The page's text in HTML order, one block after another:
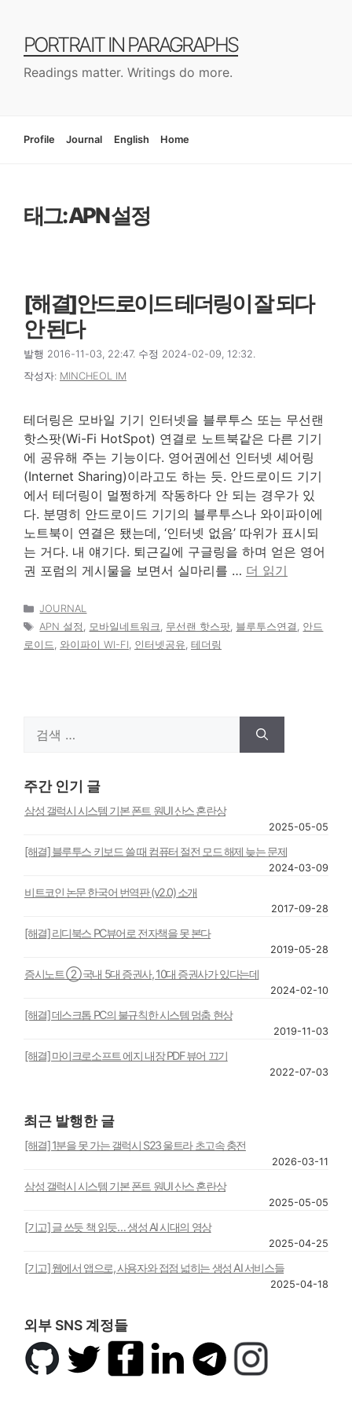
PORTRAIT IN PARAGRAPHS
Readings matter. Writings do more.
Profile Journal English Home
태그: APN 설정
[해결]안드로이드 테더링이 잘 되다
안 된다
발행 2016-11-03, 22:47. 수정 2024-02-09, 12:32.
작성자: MINCHEOL IM
테더링은 모바일 기기 인터넷을 블루투스 또는 무선랜
핫스팟(Wi-Fi HotSpot) 연결로 노트북같은 다른 기기
에 공유해 주는 기능이다. 영어권에선 인터넷 셰어링
(Internet Sharing)이라고도 하는 듯. 안드로이드 기기
에서 테더링이 멀쩡하게 작동하다 안 되는 경우가 있
다. 분명히 안드로이드 기기의 블루투스나 와이파이에
노트북이 연결은 됐는데, ‘인터넷 없음’ 따위가 표시되
는 거다. 내 얘기다. 퇴근길에 구글링을 하며 얻은 영어
권 포럼의 게시물을 보면서 실마리를 … 더 읽기
카
테
리
JOURNAL
태
그
APN 설정 , 모바일네트워크, 무선랜 핫스팟, 블루투스연결 , 안드
로이드, 와이파이 WI-FI, 인터넷공유, 테더링
주간 인기 글
삼성 갤럭시 시스템 기본 폰트 원UI 산스 혼란상
2025-05-05
[해결] 블루투스 키보드 쓸 때 컴퓨터 절전 모드 해제 늦는 문제
2024-03-09
비트코인 논문 한국어 번역판 (v2.0) 소개
2017-09-28
[해결] 리디북스 PC뷰어로 전자책을 못 본다
2019-05-28
증시노트 ② 국내 5대 증권사, 10대 증권사가 있다는데
2024-02-10
[해결] 데스크톱 PC의 불규칙한 시스템 멈춤 현상
2019-11-03
[해결] 마이크로소프트 에지 내장 PDF 뷰어 끄기
2022-07-03
최근 발행한 글
[해결] 1분을 못 가는 갤럭시 S23 울트라 초고속 충전
2026-03-11
삼성 갤럭시 시스템 기본 폰트 원UI 산스 혼란상
2025-05-05
[기고] 글 쓰듯 책 읽듯… 생성 AI 시대의 영상
2025-04-25
[기고] 웹에서 앱으로, 사용자와 접점 넓히는 생성 AI 서비스들
2025-04-18
외부 SNS 계정들
깃
허
트
위
페
링
텔
레
인
스